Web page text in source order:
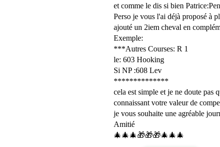
et comme le dis si bien
Perso je vous l'ai déjà proposé à
ajouté un 2iem cheval en
Exemple:
***Autres Courses: R 1
le: 603 Hooking
Si NP :608 Lev
**************
cela est simple et je ne doute pas
connaissant votre valeur de
je vous souhaite une agréable
Amitié
🎄🎄🎄🎁🎁🎁🎄🎄🎄